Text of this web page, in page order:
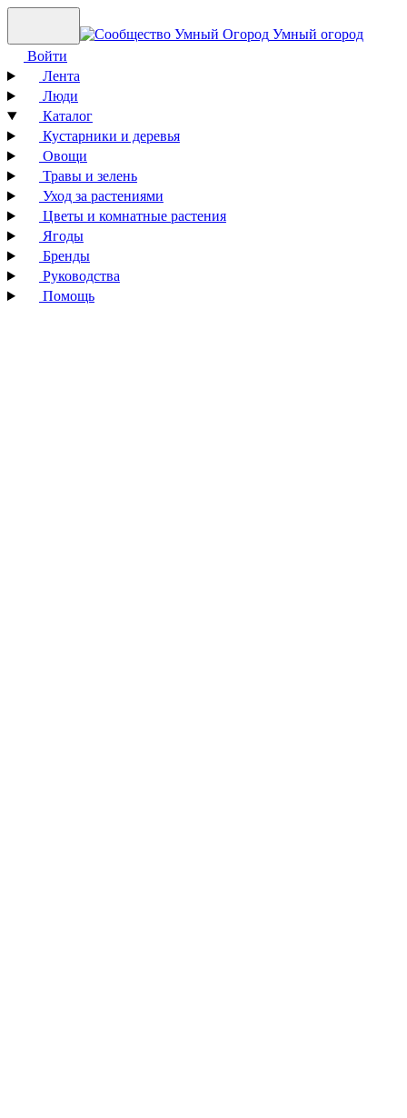
Умный огород
Войти
Лента
Люди
Каталог
Кустарники и деревья
Овощи
Травы и зелень
Уход за растениями
Цветы и комнатные растения
Ягоды
Бренды
Руководства
Помощь